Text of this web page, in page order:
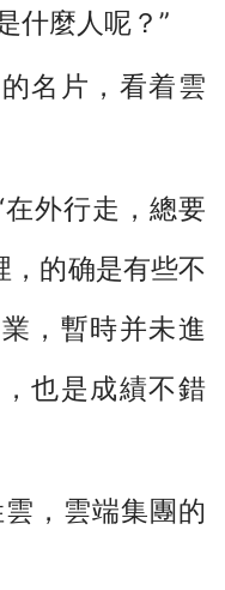
麼人呢？”
名片，看着雲
外行走，總要
，的确是有些不
，暫時并未進
也是成績不錯
，雲端集團的